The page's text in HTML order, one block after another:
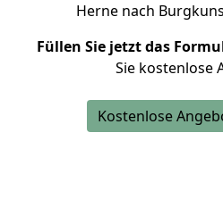
Herne nach
Füllen Sie jetzt das
Sie kostenlose
Kostenlose